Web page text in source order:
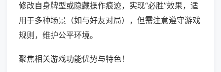
修改自身牌型或隐藏操作痕迹，实现“必胜”效果，适
用于多种场景（如与好友对局），但需注意遵守游戏
规则，维护公平环境。
聚焦相关游戏功能优势与特色！